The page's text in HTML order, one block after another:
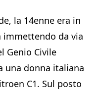
la 14enne era in
immettendo da via
Genio Civile
una donna italiana
C1. Sul posto